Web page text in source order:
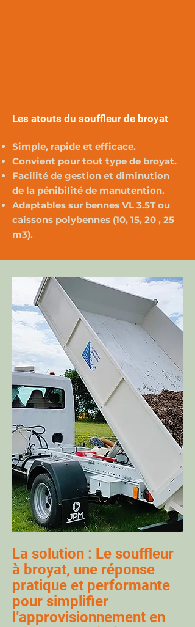
Les atouts du souffleur de broyat
Simple, rapide et efficace.
Convient pour tout type de broyat.
Facilité de gestion et diminution
de la pénibilité de manutention.
Adaptables sur bennes VL 3.5T ou
caissons polybennes (10, 15, 20 , 25
m3).
La solution : Le souffleur
à broyat, une réponse
pratique et performante
pour simplifier
l’approvisionnement en